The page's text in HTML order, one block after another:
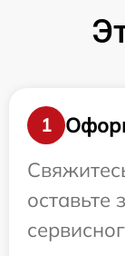
1
оставьте